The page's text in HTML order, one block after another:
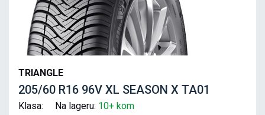
TRIANGLE
205/60 R16 96V XL SEASON X TA01
Klasa: Na lageru: 10+ kom